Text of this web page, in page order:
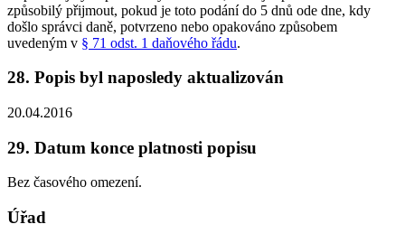
způsobilý přijmout, pokud je toto podání do 5 dnů ode dne, kdy
došlo správci daně, potvrzeno nebo opakováno způsobem
uvedeným v § 71 odst. 1 daňového řádu.
28. Popis byl naposledy aktualizován
20.04.2016
29. Datum konce platnosti popisu
Bez časového omezení.
Úřad